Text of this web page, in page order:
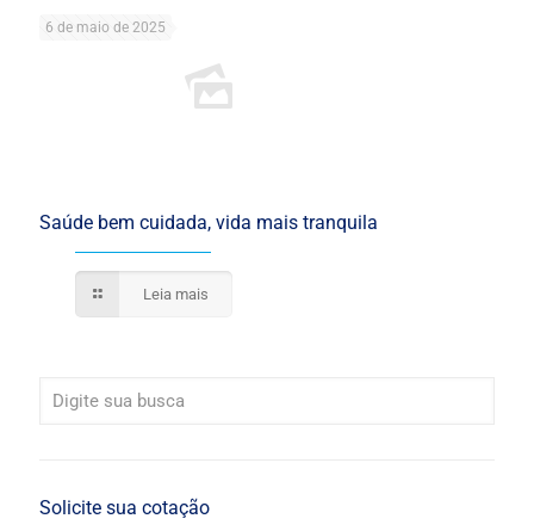
6 de maio de 2025
Saúde bem cuidada, vida mais tranquila
Leia mais
Solicite sua cotação